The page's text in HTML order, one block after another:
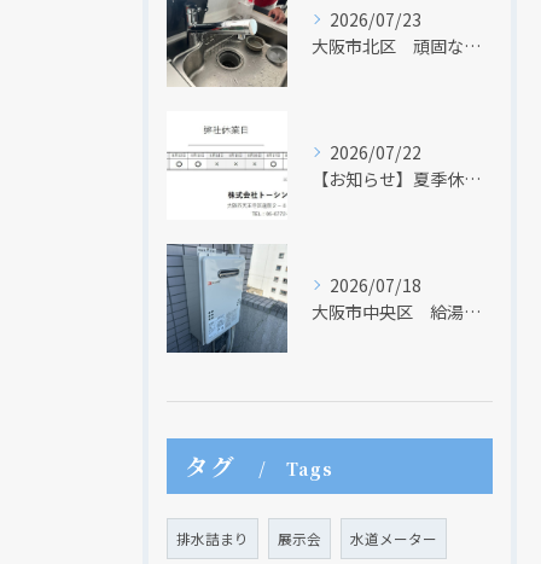
2026/07/23
大阪市北区 頑固な水アカはなかなか取れない・・・
2026/07/22
【お知らせ】夏季休業日のお知らせ【２０２６年】
2026/07/18
大阪市中央区 給湯器のリモコンが無くても、リモコンを設置する方法はあります
タグ Tags
排水詰まり 展示会 水道メーター